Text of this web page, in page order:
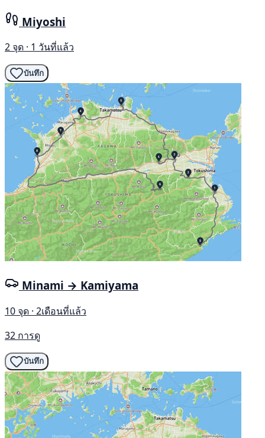
Miyoshi
2 จุด · 1 วันที่แล้ว
บันทึก
Minami → Kamiyama
10 จุด · 2เดือนที่แล้ว
32 การดู
บันทึก